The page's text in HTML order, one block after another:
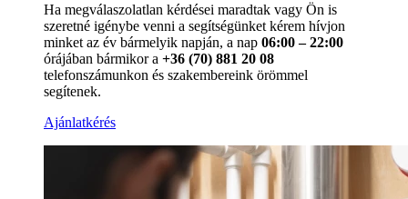
Ha megválaszolatlan kérdései maradtak vagy Ön is
szeretné igénybe venni a segítségünket kérem hívjon
minket az év bármelyik napján, a nap 06:00 – 22:00
órájában bármikor a +36 (70) 881 20 08
telefonszámunkon és szakembereink örömmel
segítenek.
Ajánlatkérés